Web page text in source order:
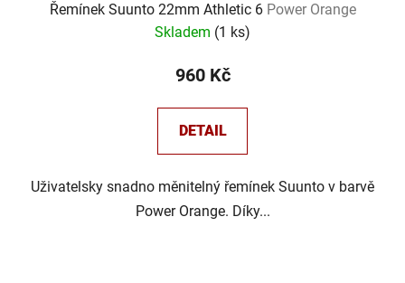
Řemínek Suunto 22mm Athletic 6 Power Orange
Skladem (1 ks)
960 Kč
DETAIL
Uživatelsky snadno měnitelný řemínek Suunto v barvě
Power Orange. Díky...